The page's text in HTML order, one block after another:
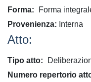
Forma
Forma
Provenienza
Interna
Atto:
Tipo atto
​Numero repertorio